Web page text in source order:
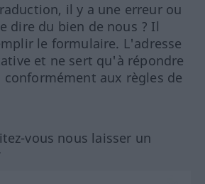
il y a une erreur ou
dire du bien de nous ? Il
le formulaire. L'adresse
et ne sert qu'à répondre
conformément aux règles de
vous nous laisser un